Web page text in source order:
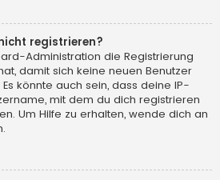
registrieren?
Administration die Registrierung
damit sich keine neuen Benutzer
könnte auch sein, dass deine IP-
mit dem du dich registrieren
Um Hilfe zu erhalten, wende dich an